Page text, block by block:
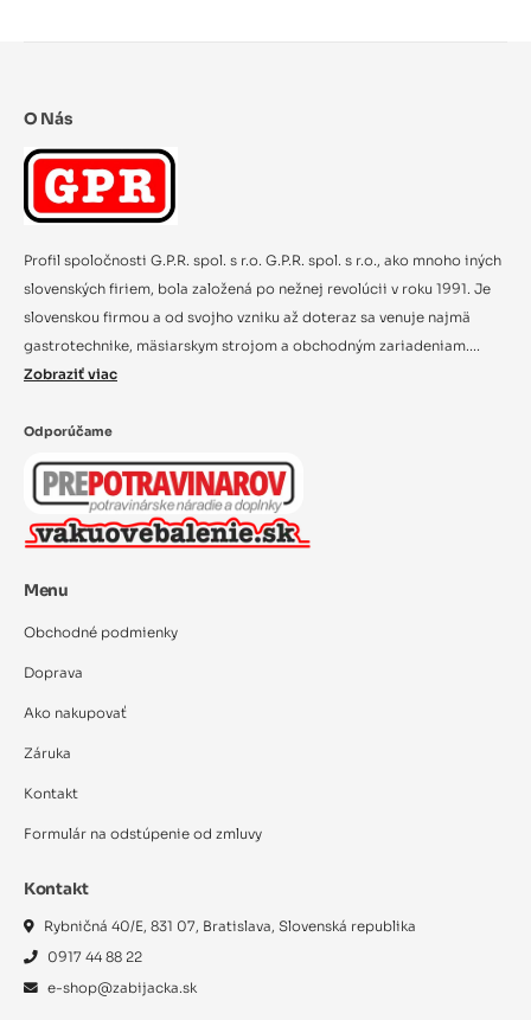
O Nás
Profil spoločnosti G.P.R. spol. s r.o. G.P.R. spol. s r.o., ako mnoho iných
slovenských firiem, bola založená po nežnej revolúcii v roku 1991. Je
slovenskou firmou a od svojho vzniku až doteraz sa venuje najmä
gastrotechnike, mäsiarskym strojom a obchodným zariadeniam....
Zobraziť viac
Odporúčame
Menu
Obchodné podmienky
Doprava
Ako nakupovať
Záruka
Kontakt
Formulár na odstúpenie od zmluvy
Kontakt
Rybničná 40/E, 831 07, Bratislava, Slovenská republika
0917 44 88 22
e-shop@zabijacka.sk